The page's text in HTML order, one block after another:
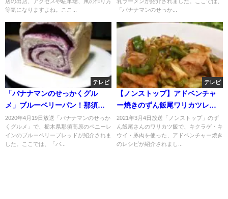
等気になりますよね。ここ...
「バナナマンのせっか...
テレビ
「バナナマンのせっかくグル
メ」ブルーベリーパン！那須の
ペニーレインからお取り寄せ！
2020年4月19日放送「バナナマンのせっか
くグルメ」で、栃木県那須高原のペニーレ
インのブルーベリーブレッドが紹介されま
した。ここでは、「バ...
テレビ
【ノンストップ】アドベンチャ
ー焼きのずん飯尾ワリカツレシ
ピ！キクラゲ・キウイ・豚肉
で！３月４日
2021年3月4日放送「ノンストップ」のず
ん飯尾さんのワリカツ飯で、キクラゲ・キ
ウイ・豚肉を使った、アドベンチャー焼き
のレシピが紹介されまし...